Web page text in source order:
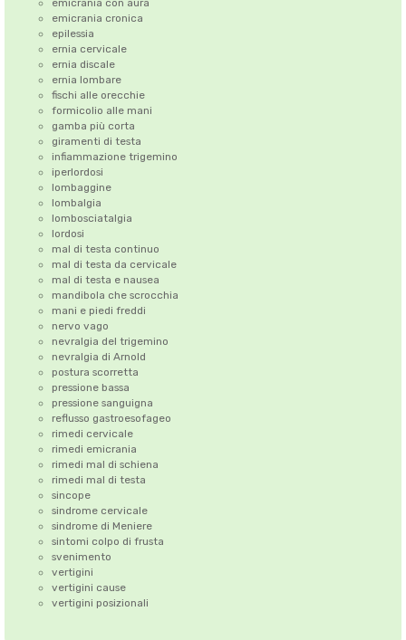
emicrania con aura
emicrania cronica
epilessia
ernia cervicale
ernia discale
ernia lombare
fischi alle orecchie
formicolio alle mani
gamba più corta
giramenti di testa
infiammazione trigemino
iperlordosi
lombaggine
lombalgia
lombosciatalgia
lordosi
mal di testa continuo
mal di testa da cervicale
mal di testa e nausea
mandibola che scrocchia
mani e piedi freddi
nervo vago
nevralgia del trigemino
nevralgia di Arnold
postura scorretta
pressione bassa
pressione sanguigna
reflusso gastroesofageo
rimedi cervicale
rimedi emicrania
rimedi mal di schiena
rimedi mal di testa
sincope
sindrome cervicale
sindrome di Meniere
sintomi colpo di frusta
svenimento
vertigini
vertigini cause
vertigini posizionali